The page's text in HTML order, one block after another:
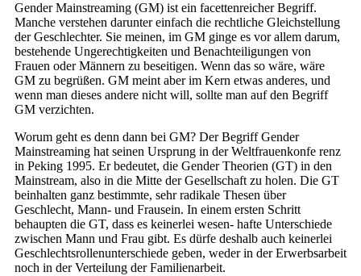
Gender Mainstreaming (GM) ist ein facettenreicher Begriff.
Manche verstehen darunter einfach die rechtliche Gleichstellung
der Geschlechter. Sie meinen, im GM ginge es vor allem darum,
bestehende Ungerechtigkeiten und Benachteiligungen von
Frauen oder Männern zu beseitigen. Wenn das so wäre, wäre
GM zu begrüßen. GM meint aber im Kern etwas anderes, und
wenn man dieses andere nicht will, sollte man auf den Begriff
GM verzichten.
Worum geht es denn dann bei GM? Der Begriff Gender
Mainstreaming hat seinen Ursprung in der Weltfrauenkonfe renz
in Peking 1995. Er bedeutet, die Gender Theorien (GT) in den
Mainstream, also in die Mitte der Gesellschaft zu holen. Die GT
beinhalten ganz bestimmte, sehr radikale Thesen über
Geschlecht, Mann- und Frausein. In einem ersten Schritt
behaupten die GT, dass es keinerlei wesen- hafte Unterschiede
zwischen Mann und Frau gibt. Es dürfe deshalb auch keinerlei
Geschlechtsrollenunterschiede geben, weder in der Erwerbsarbeit
noch in der Verteilung der Familienarbeit.